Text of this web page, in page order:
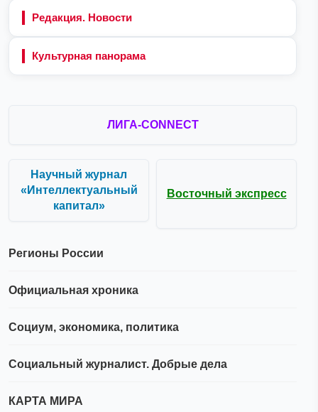
Редакция. Новости
Культурная панорама
ЛИГА-CONNECT
Научный журнал
«Интеллектуальный
капитал»
Восточный экспресс
Регионы России
Официальная хроника
Социум, экономика, политика
Социальный журналист. Добрые дела
КАРТА МИРА